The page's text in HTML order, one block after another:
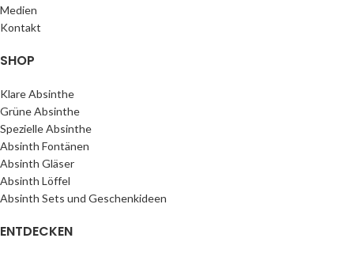
Medien
Kontakt
SHOP
Klare Absinthe
Grüne Absinthe
Spezielle Absinthe
Absinth Fontänen
Absinth Gläser
Absinth Löffel
Absinth Sets und Geschenkideen
ENTDECKEN